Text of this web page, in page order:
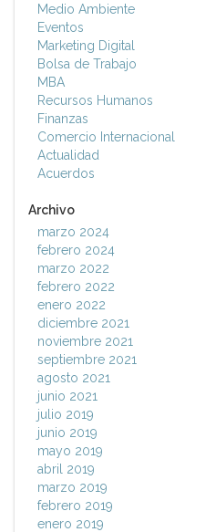
Medio Ambiente
Eventos
Marketing Digital
Bolsa de Trabajo
MBA
Recursos Humanos
Finanzas
Comercio Internacional
Actualidad
Acuerdos
Archivo
marzo 2024
febrero 2024
marzo 2022
febrero 2022
enero 2022
diciembre 2021
noviembre 2021
septiembre 2021
agosto 2021
junio 2021
julio 2019
junio 2019
mayo 2019
abril 2019
marzo 2019
febrero 2019
enero 2019